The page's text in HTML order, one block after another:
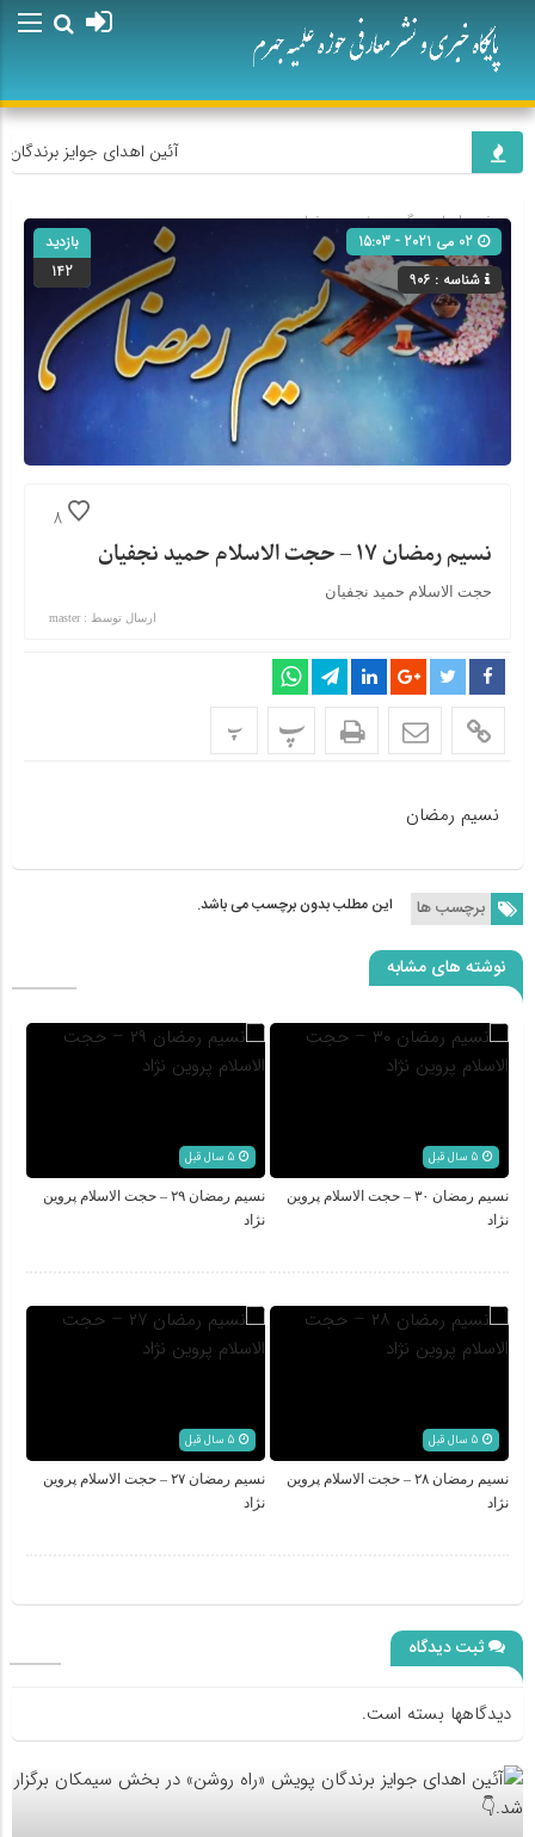
آئین اهدای جوایز
صفحه اصلی» گروه »نسیم رمضان
شناسه : 906
بازدید
142
8
نسیم رمضان ۱۷ – حجت الاسلام حمید نجفیان
حجت الاسلام حمید نجفیان
ارسال توسط :master
پ پ
نسیم رمضان
برچسب ها این مطلب بدون برچسب می باشد.
نوشته های مشابه
نسیم رمضان ۳۰ – حجت الاسلام پروین
نژاد
نسیم رمضان ۲۹ – حجت الاسلام پروین
نژاد
نسیم رمضان ۲۸ – حجت الاسلام پروین
نژاد
نسیم رمضان ۲۷ – حجت الاسلام پروین
نژاد
ثبت دیدگاه
دیدگاهها بسته است.